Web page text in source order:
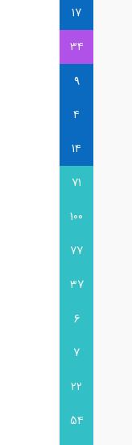
17
34
9
4
14
71
100
77
37
6
7
22
54